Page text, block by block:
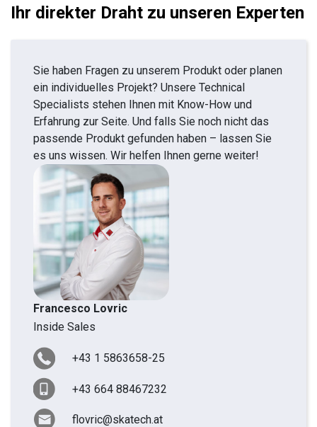
Ihr direkter Draht zu unseren Experten
Sie haben Fragen zu unserem Produkt oder planen
ein individuelles Projekt? Unsere Technical
Specialists stehen Ihnen mit Know-How und
Erfahrung zur Seite. Und falls Sie noch nicht das
passende Produkt gefunden haben – lassen Sie
es uns wissen. Wir helfen Ihnen gerne weiter!
Francesco Lovric
Inside Sales
+43 1 5863658-25
+43 664 88467232
flovric@skatech.at